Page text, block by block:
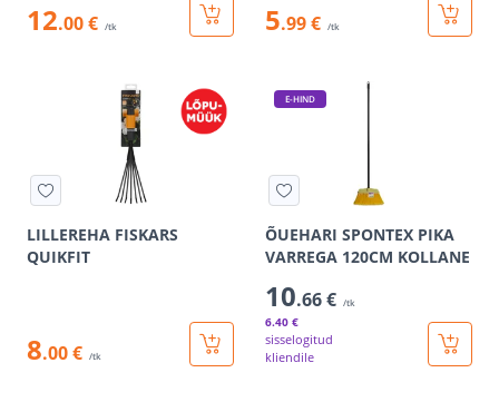
12.00 € /tk 5.99 € /tk
LILLEREHA FISKARS
QUIKFIT
8.00 € /tk
E-HIND
ÕUEHARI SPONTEX PIKA
VARREGA 120CM KOLLANE
10.66 € /tk
6.40 €
sisselogitud
kliendile